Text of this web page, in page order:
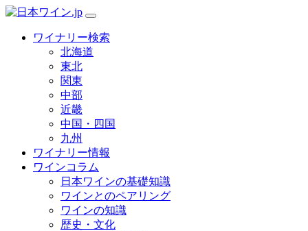
ワイナリー検索
北海道
東北
関東
中部
近畿
中国・四国
九州
ワイナリー情報
ワインコラム
日本ワインの基礎知識
ワインとのペアリング
ワインの知識
歴史・文化